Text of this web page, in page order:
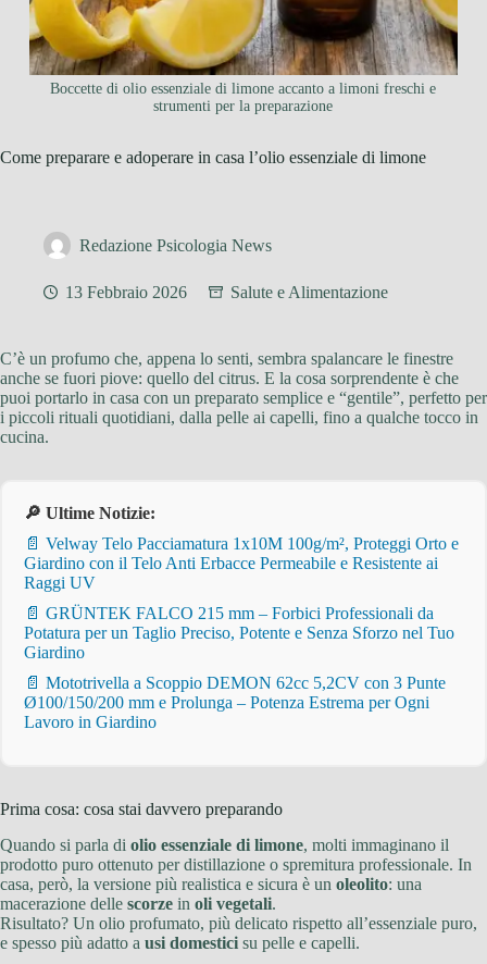
Boccette di olio essenziale di limone accanto a limoni freschi e
strumenti per la preparazione
Come preparare e adoperare in casa l’olio essenziale di limone
Redazione Psicologia News
13 Febbraio 2026 Salute e Alimentazione
C’è un profumo che, appena lo senti, sembra spalancare le finestre
anche se fuori piove: quello del citrus. E la cosa sorprendente è che
puoi portarlo in casa con un preparato semplice e “gentile”, perfetto per
i piccoli rituali quotidiani, dalla pelle ai capelli, fino a qualche tocco in
cucina.
🔎 Ultime Notizie:
📄 Velway Telo Pacciamatura 1x10M 100g/m², Proteggi Orto e
Giardino con il Telo Anti Erbacce Permeabile e Resistente ai
Raggi UV
📄 GRÜNTEK FALCO 215 mm – Forbici Professionali da
Potatura per un Taglio Preciso, Potente e Senza Sforzo nel Tuo
Giardino
📄 Mototrivella a Scoppio DEMON 62cc 5,2CV con 3 Punte
Ø100/150/200 mm e Prolunga – Potenza Estrema per Ogni
Lavoro in Giardino
Prima cosa: cosa stai davvero preparando
Quando si parla di olio essenziale di limone, molti immaginano il
prodotto puro ottenuto per distillazione o spremitura professionale. In
casa, però, la versione più realistica e sicura è un oleolito: una
macerazione delle scorze in oli vegetali.
Risultato? Un olio profumato, più delicato rispetto all’essenziale puro,
e spesso più adatto a usi domestici su pelle e capelli.